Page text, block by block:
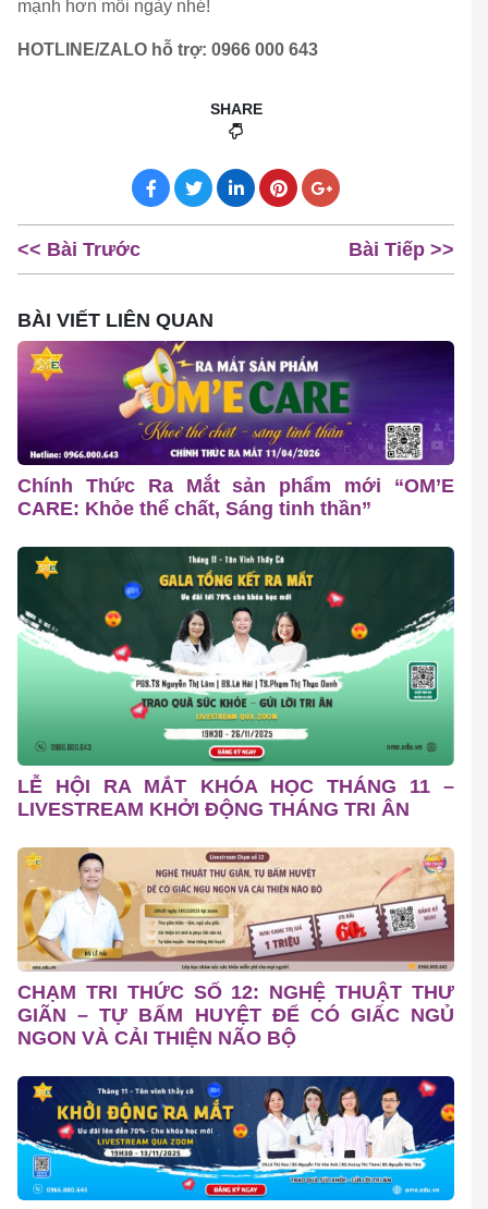
mạnh hơn mỗi ngày nhé!
HOTLINE/ZALO hỗ trợ: 0966 000 643
SHARE
<< Bài Trước Bài Tiếp >>
BÀI VIẾT LIÊN QUAN
Chính Thức Ra Mắt sản phẩm mới “OM’E
CARE: Khỏe thể chất, Sáng tinh thần”
LỄ HỘI RA MẮT KHÓA HỌC THÁNG 11 –
LIVESTREAM KHỞI ĐỘNG THÁNG TRI ÂN
CHẠM TRI THỨC SỐ 12: NGHỆ THUẬT THƯ
GIÃN – TỰ BẤM HUYỆT ĐỂ CÓ GIẤC NGỦ
NGON VÀ CẢI THIỆN NÃO BỘ